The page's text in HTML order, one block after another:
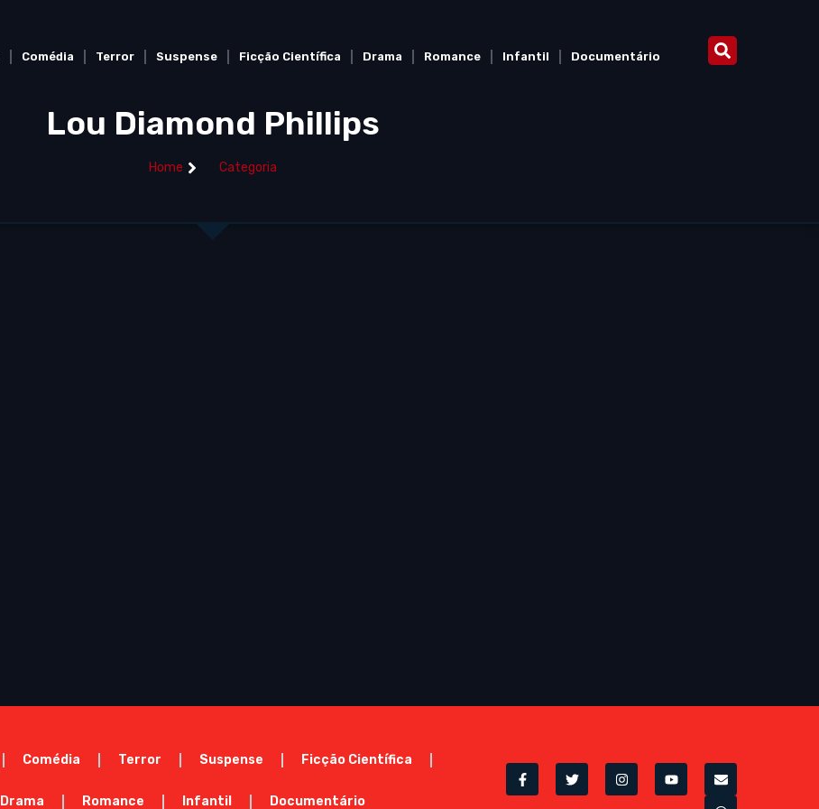
Comédia Terror Suspense Ficção Científica Drama Romance Infantil Documentário
Lou Diamond Phillips
Home Categoria
Comédia Terror Suspense Ficção Científica
Drama Romance Infantil Documentário